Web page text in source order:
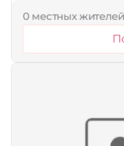
0 местных